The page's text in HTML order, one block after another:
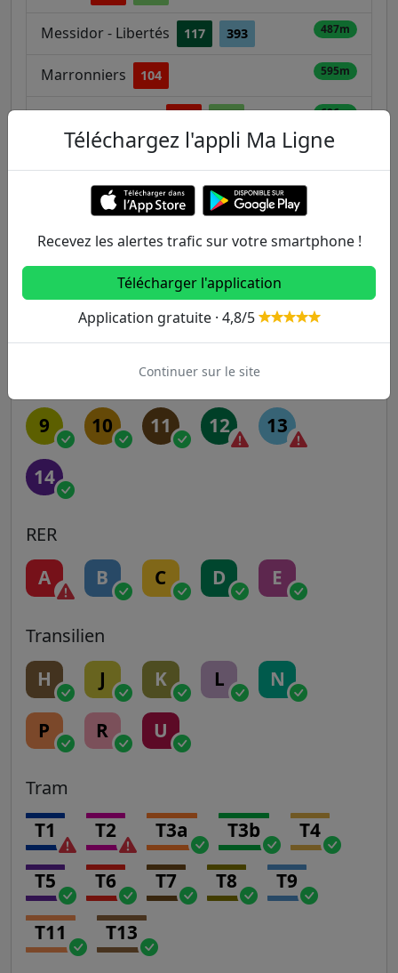
Messidor - Libertés 117 393 487m
Marronniers 104 595m
Avenue de Choisy 696m
117
Autres lignes
2 3 3B 4
7 7B
9 10 11 12 13
14
RER
A B C D E
Transilien
H J K L N
P R U
Tram
T1 T2 T3a T3b T4
T5 T6 T7 T8 T9
T11 T13
Téléchargez l'appli Ma Ligne
Recevez les alertes trafic sur votre smartphone !
Télécharger l'application
Application gratuite · 4,8/5
Continuer sur le site